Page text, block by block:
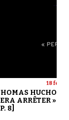
18
HUCHON :
ARRÊTER » -
8]